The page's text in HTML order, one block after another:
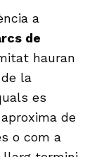
a
de
hauran
la
es
de
o com a